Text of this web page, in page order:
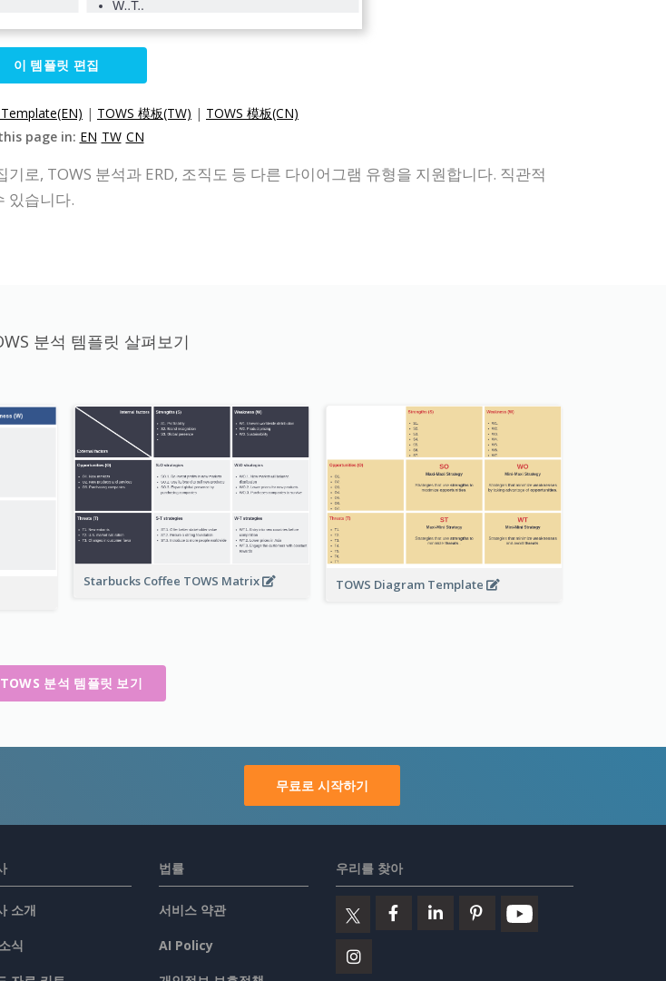
이 템플릿 편집
| TOWS 模板(TW) | TOWS 模板(CN)
page in: EN TW CN
로, TOWS 분석과 ERD, 조직도 등 다른 다이어그램 유형을 지원합니다. 직관적
있습니다.
분석 템플릿 살펴보기
Starbucks Coffee TOWS Matrix TOWS Diagram Template
분석 템플릿 보기
무료로 시작하기
소개
식
법률
서비스 약관
AI Policy
우리를 찾아